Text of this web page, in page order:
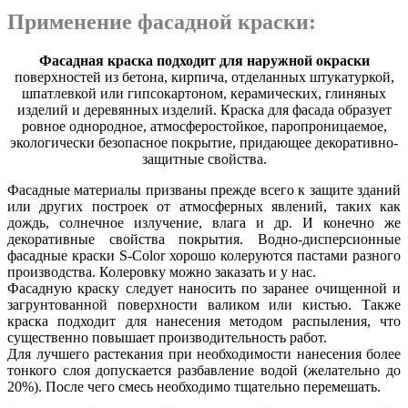
Применение фасадной краски:
Фасадная краска подходит для наружной окраски
поверхностей из бетона, кирпича, отделанных штукатуркой,
шпатлевкой или гипсокартоном, керамических, глиняных
изделий и деревянных изделий. Краска для фасада образует
ровное однородное, атмосферостойкое, паропроницаемое,
экологически безопасное покрытие, придающее декоративно-
защитные свойства.
Фасадные материалы призваны прежде всего к защите зданий
или других построек от атмосферных явлений, таких как
дождь, солнечное излучение, влага и др. И конечно же
декоративные свойства покрытия. Водно-дисперсионные
фасадные краски S-Color хорошо колеруются пастами разного
производства. Колеровку можно заказать и у нас.
Фасадную краску следует наносить по заранее очищенной и
загрунтованной поверхности валиком или кистью. Также
краска подходит для нанесения методом распыления, что
существенно повышает производительность работ.
Для лучшего растекания при необходимости нанесения более
тонкого слоя допускается разбавление водой (желательно до
20%). После чего смесь необходимо тщательно перемешать.